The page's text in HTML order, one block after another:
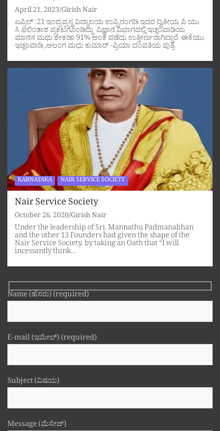
April 21, 2023 Girish Nair
ಏಪ್ರಿಲ್ :21 ಇಂದ್ರಪ್ರಸ್ಥ ವಿದ್ಯಾಲಯ ಉಪ್ಪಿನಂಗಡಿ ಇದರ ದ್ವಿತೀಯ ಪಿ ಯು
ಸಿ ಫಲಿಂತಾಶ ಪ್ರಕಟಗೊಂಡಿದ್ದು ವಿಜ್ಞಾನ ವಿಭಾಗದಲ್ಲಿ ಇಚ್ಲಂಪಾಡಿಯ
ಮಾನಸ ಮಧು ಶೇಕಡಾ 91% ಅಂಕ ಪಡೆದು ಉತ್ತೀರ್ಣರಾಗಿದ್ದಾರೆ. ಈಕೆಯು
ಇಚ್ಲಂಪಾಡಿ ,ಅಲಂಗ ಮಧು ಕುಮಾರ್ -ಪ್ರಿಯಾ ದಂಪತಿಯ ಪುತ್ರಿ
KARNATAKA NAIR SERVICE SOCIETY
Nair Service Society
October 26, 2020 Girish Nair
Under the leadership of Sri. Mannathu Padmanabhan
and the other 13 Founders had given the shape of the
Nair Service Society. by taking an Oath that “I will
incessantly think…
Name (ಹೆಸರು) (required)
E-mail (ಇಮೇಲ್) (required)
Subject (ವಿಷಯ)
Message (ಮೆಸೇಜ್)